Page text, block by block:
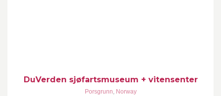
DuVerden sjøfartsmuseum + vitensenter
Porsgrunn, Norway